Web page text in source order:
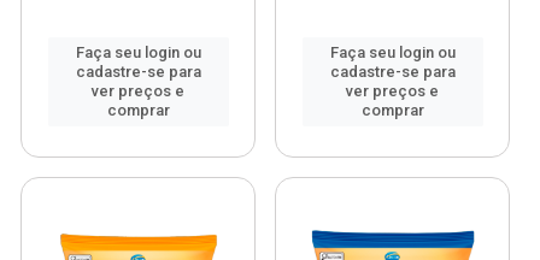
Faça seu login ou
cadastre-se para
ver preços e
comprar
Faça seu login ou
cadastre-se para
ver preços e
comprar